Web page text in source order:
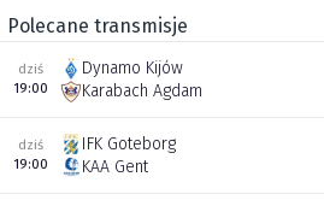
Polecane transmisje
dziś
19:00
Dynamo Kijów
Karabach Agdam
dziś
19:00
IFK Goteborg
KAA Gent